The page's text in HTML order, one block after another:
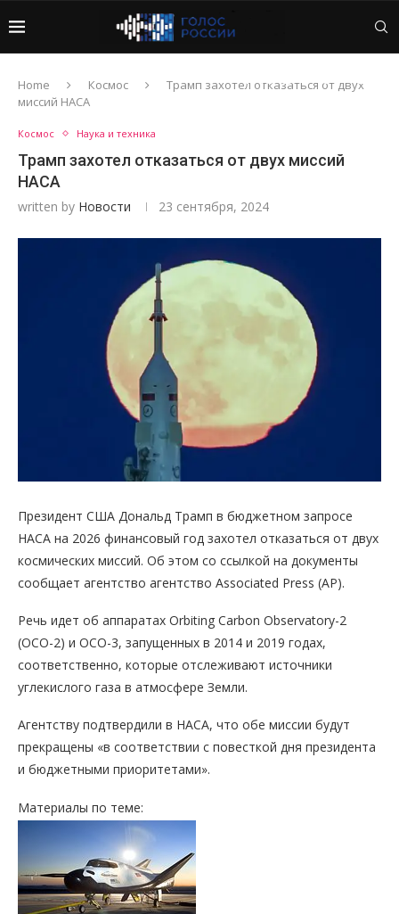
Home Космос
Трамп захотел отказаться от двух
миссий НАСА
Космос Наука и техника
Трамп захотел отказаться от двух миссий
НАСА
written by Новости 23 сентября, 2024
Президент США Дональд Трамп в бюджетном запросе
НАСА на 2026 финансовый год захотел отказаться от двух
космических миссий. Об этом со ссылкой на документы
сообщает агентство агентство Associated Press (AP).
Речь идет об аппаратах Orbiting Carbon Observatory-2
(OCO-2) и OCO-3, запущенных в 2014 и 2019 годах,
соответственно, которые отслеживают источники
углекислого газа в атмосфере Земли.
Агентству подтвердили в НАСА, что обе миссии будут
прекращены «в соответствии с повесткой дня президента
и бюджетными приоритетами».
Материалы по теме: